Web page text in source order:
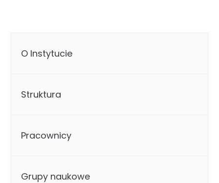
O Instytucie
Struktura
Pracownicy
Grupy naukowe